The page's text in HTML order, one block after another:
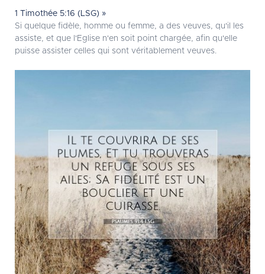
1 Timothée 5:16 (LSG) »
Si quelque fidèle, homme ou femme, a des veuves, qu'il les
assiste, et que l'Eglise n'en soit point chargée, afin qu'elle
puisse assister celles qui sont véritablement veuves.